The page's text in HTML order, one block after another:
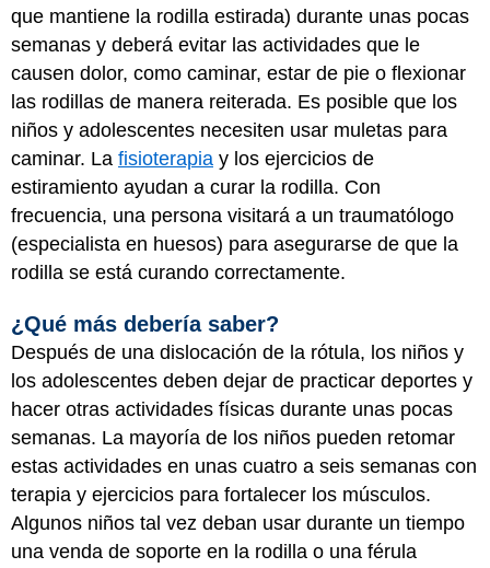
que mantiene la rodilla estirada) durante unas pocas
semanas y deberá evitar las actividades que le
causen dolor, como caminar, estar de pie o flexionar
las rodillas de manera reiterada. Es posible que los
niños y adolescentes necesiten usar muletas para
caminar. La fisioterapia y los ejercicios de
estiramiento ayudan a curar la rodilla. Con
frecuencia, una persona visitará a un traumatólogo
(especialista en huesos) para asegurarse de que la
rodilla se está curando correctamente.
¿Qué más debería saber?
Después de una dislocación de la rótula, los niños y
los adolescentes deben dejar de practicar deportes y
hacer otras actividades físicas durante unas pocas
semanas. La mayoría de los niños pueden retomar
estas actividades en unas cuatro a seis semanas con
terapia y ejercicios para fortalecer los músculos.
Algunos niños tal vez deban usar durante un tiempo
una venda de soporte en la rodilla o una férula